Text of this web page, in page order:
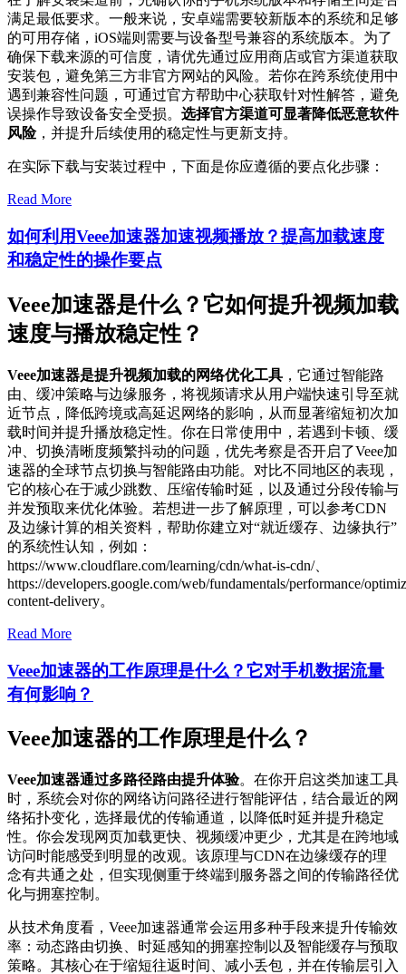
满足最低要求。一般来说，安卓端需要较新版本的系统和足够
的可用存储，iOS端则需要与设备型号兼容的系统版本。为了
确保下载来源的可信度，请优先通过应用商店或官方渠道获取
安装包，避免第三方非官方网站的风险。若你在跨系统使用中
遇到兼容性问题，可通过官方帮助中心获取针对性解答，避免
误操作导致设备安全受损。 选择官方渠道可显著降低恶意软件
风险，并提升后续使用的稳定性与更新支持。
在实际下载与安装过程中，下面是你应遵循的要点化步骤：
Read More
如何利用Veee加速器加速视频播放？提高加载速度
和稳定性的操作要点
Veee加速器是什么？它如何提升视频加载
速度与播放稳定性？
Veee加速器是提升视频加载的网络优化工具 ，它通过智能路
由、缓冲策略与边缘服务，将视频请求从用户端快速引导至就
近节点，降低跨境或高延迟网络的影响，从而显著缩短初次加
载时间并提升播放稳定性。你在日常使用中，若遇到卡顿、缓
冲、切换清晰度频繁抖动的问题，优先考察是否开启了Veee加
速器的全球节点切换与智能路由功能。对比不同地区的表现，
它的核心在于减少跳数、压缩传输时延，以及通过分段传输与
并发预取来优化体验。若想进一步了解原理，可以参考CDN
及边缘计算的相关资料，帮助你建立对“就近缓存、边缘执行”
的系统性认知，例如：
https://www.cloudflare.com/learning/cdn/what-is-cdn/、
https://developers.google.com/web/fundamentals/performance/
content-delivery。
Read More
Veee加速器的工作原理是什么？它对手机数据流量
有何影响？
Veee加速器的工作原理是什么？
Veee加速器通过多路径路由提升体验。在你开启这类加速工具
时，系统会对你的网络访问路径进行智能评估，结合最近的网
络拓扑变化，选择最优的传输通道，以降低时延并提升稳定
性。你会发现网页加载更快、视频缓冲更少，尤其是在跨地域
访问时能感受到明显的改观。该原理与CDN在边缘缓存的理
念有共通之处，但实现侧重于终端到服务器之间的传输路径优
化与拥塞控制。
从技术角度看，Veee加速器通常会运用多种手段来提升传输效
率：动态路由切换、时延感知的拥塞控制以及智能缓存与预取
策略。其核心在于缩短往返时间、减小丢包，并在传输层引入